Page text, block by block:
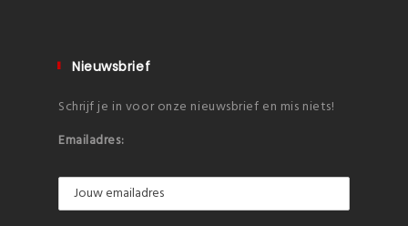
Nieuwsbrief
Schrijf je in voor onze nieuwsbrief en mis niets!
Emailadres: